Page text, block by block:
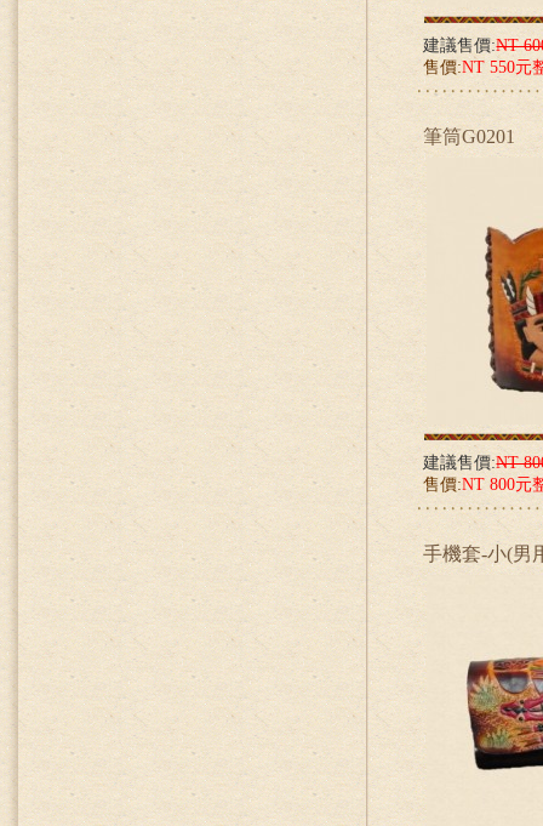
建議售價:NT
售價:NT 550元
筆筒G0201
建議售價:NT
售價:NT 800元
手機套-小(男